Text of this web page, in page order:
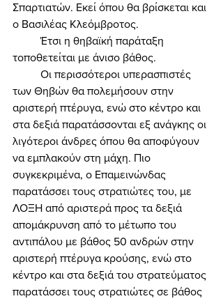
Σπαρτιατών. Εκεί όπου θα βρίσκεται και
ο Βασιλέας Κλεόμβροτος.
	Έτσι η θηβαϊκή παράταξη
τοποθετείται με άνισο βάθος.
των Θηβών θα πολεμήσουν στην
αριστερή πτέρυγα, ενώ στο κέντρο και
στα δεξιά παρατάσσονται εξ ανάγκης οι
λιγότεροι άνδρες όπου θα αποφύγουν
να εμπλακούν στη μάχη. Πιο
συγκεκριμένα, ο Επαμεινώνδας
παρατάσσει τους στρατιώτες του, με
ΛΟΞΗ από αριστερά προς τα δεξιά
απομάκρυνση από το μέτωπο του
αντιπάλου με βάθος 50 ανδρών στην
αριστερή πτέρυγα κρούσης, ενώ στο
κέντρο και στα δεξιά του στρατεύματος
παρατάσσει τους στρατιώτες σε βάθος